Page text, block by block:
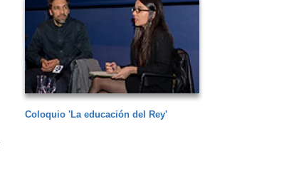
Coloquio 'La educación del Rey'